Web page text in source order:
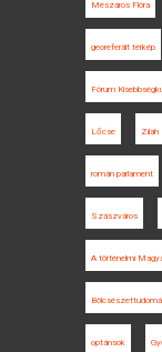
Mészáros Flóra
georeferált térkép
Fórum
Lőcse Zilah
román parlament
Szászváros
A történelmi
optánsok